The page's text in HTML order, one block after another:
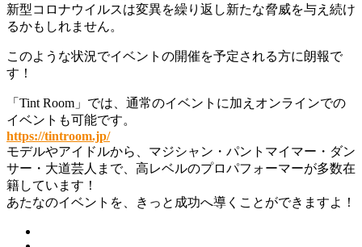
新型コロナウイルスは変異を繰り返し新たな脅威を与え続け
るかもしれません。
このような状況でイベントの開催を予定される方に朗報で
す！
「Tint Room」では、通常のイベントに加えオンラインでの
イベントも可能です。
https://tintroom.jp/
モデルやアイドルから、マジシャン・パントマイマー・ダン
サー・大道芸人まで、高レベルのプロパフォーマーが多数在
籍しています！
あたなのイベントを、きっと成功へ導くことができますよ！